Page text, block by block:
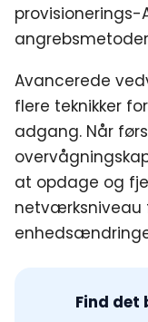
provisionerings-
Avancerede
flere teknikker
adgang. Når
at opdage og
netværksniveau
Find det